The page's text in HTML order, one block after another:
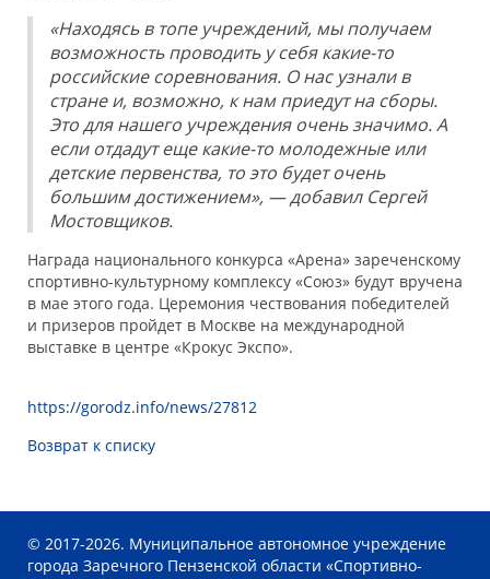
«Находясь в топе учреждений, мы получаем
возможность проводить у себя какие-то
российские соревнования. О нас узнали в
стране и, возможно, к нам приедут на сборы.
Это для нашего учреждения очень значимо. А
если отдадут еще какие-то молодежные или
детские первенства, то это будет очень
большим достижением», — добавил Сергей
Мостовщиков.
Награда национального конкурса «Арена» зареченскому
спортивно-культурному комплексу «Союз» будут вручена
в мае этого года. Церемония чествования победителей
и призеров пройдет в Москве на международной
выставке в центре «Крокус Экспо».
https://gorodz.info/news/27812
Возврат к списку
© 2017-2026. Муниципальное автономное учреждение
города Заречного Пензенской области «Спортивно-